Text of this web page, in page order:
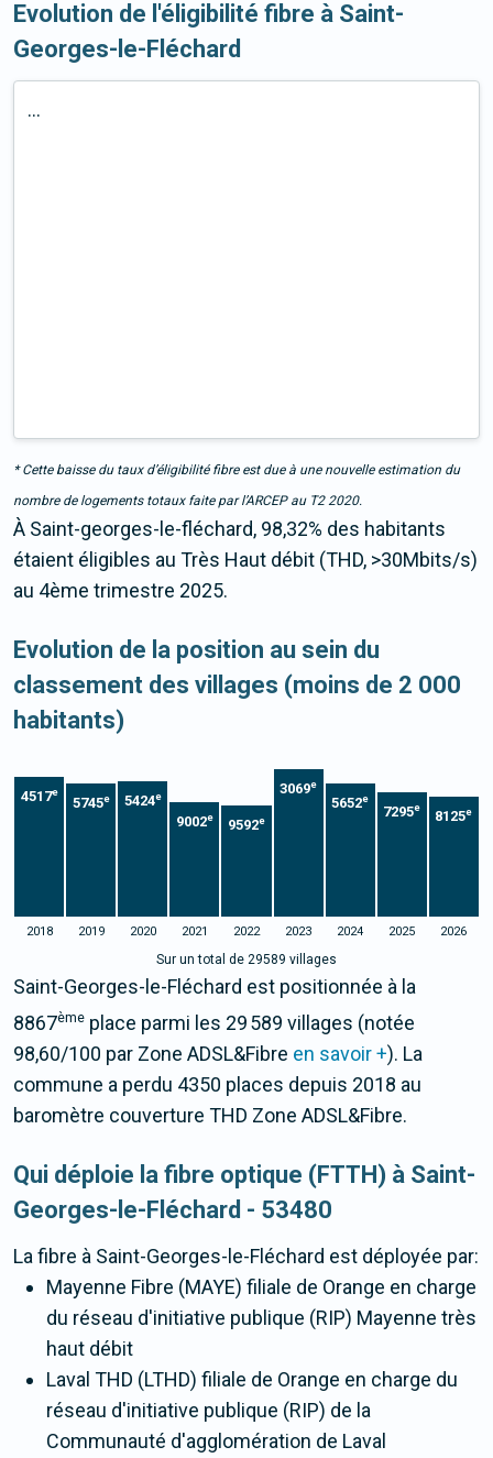
Evolution de l'éligibilité fibre à Saint-
Georges-le-Fléchard
...
* Cette baisse du taux d’éligibilité fibre est due à une nouvelle estimation du
nombre de logements totaux faite par l’ARCEP au T2 2020.
À Saint-georges-le-fléchard, 98,32% des habitants
étaient éligibles au Très Haut débit (THD, >30Mbits/s)
au 4ème trimestre 2025.
Evolution de la position au sein du
classement des villages (moins de 2 000
habitants)
4517e
5745e 5424e
9002e 9592e
3069e
5652e
7295e
8125e
2018 2019 2020 2021 2022 2023 2024 2025 2026
Sur un total de 29589 villages
Saint-Georges-le-Fléchard est positionnée à la
8867ème place parmi les 29 589 villages (notée
98,60/100 par Zone ADSL&Fibre en savoir +). La
commune a perdu 4350 places depuis 2018 au
baromètre couverture THD Zone ADSL&Fibre.
Qui déploie la fibre optique (FTTH) à Saint-
Georges-le-Fléchard - 53480
La fibre à Saint-Georges-le-Fléchard est déployée par:
Mayenne Fibre (MAYE) filiale de Orange en charge
du réseau d'initiative publique (RIP) Mayenne très
haut débit
Laval THD (LTHD) filiale de Orange en charge du
réseau d'initiative publique (RIP) de la
Communauté d'agglomération de Laval